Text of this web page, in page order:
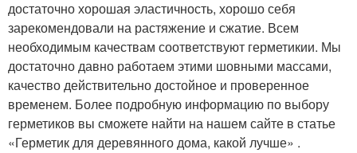
достаточно хорошая эластичность, хорошо себя
зарекомендовали на растяжение и сжатие. Всем
необходимым качествам соответствуют герметикии. Мы
достаточно давно работаем этими шовными массами,
качество действительно достойное и проверенное
временем. Более подробную информацию по выбору
герметиков вы сможете найти на нашем сайте в статье
«Герметик для деревянного дома, какой лучше» .